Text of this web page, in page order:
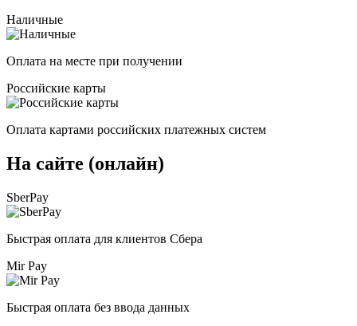
Наличные
Оплата на месте при получении
Российские карты
Оплата картами российских платежных систем
На сайте (онлайн)
SberPay
Быстрая оплата для клиентов Сбера
Mir Pay
Быстрая оплата без ввода данных